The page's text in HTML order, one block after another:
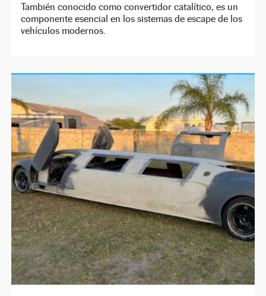
También conocido como convertidor catalítico, es un
componente esencial en los sistemas de escape de los
vehículos modernos.